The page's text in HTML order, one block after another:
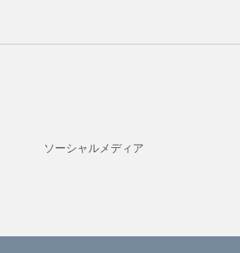
ソーシャルメディア